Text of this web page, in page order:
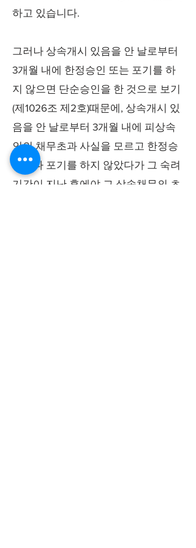
하고 있습니다.
그러나 상속개시 있음을 안 날로부터
3개월 내에 한정승인 또는 포기를 하
지 않으면 단순승인을 한 것으로 보기
(제1026조 제2호)때문에, 상속개시 있
음을 안 날로부터 3개월 내에 피상속
인의 채무초과 사실을 모르고 한정승
인이나 포기를 하지 않았다가 그 숙려
기간이 지난 후에야 그 상속채무의 초